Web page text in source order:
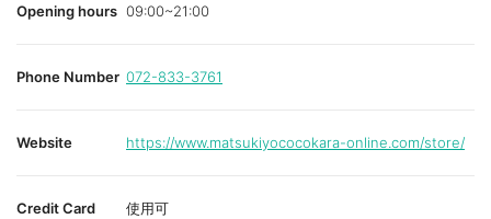
Opening hours 09:00~21:00
Phone Number 072-833-3761
Website https://www.matsukiyococokara-online.com/store/
Credit Card
使用可